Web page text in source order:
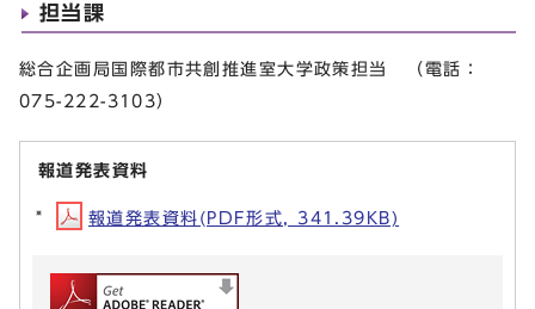
担当課
総合企画局国際都市共創推進室大学政策担当 （電話：
075-222-3103）
報道発表資料
報道発表資料(PDF形式, 341.39KB)